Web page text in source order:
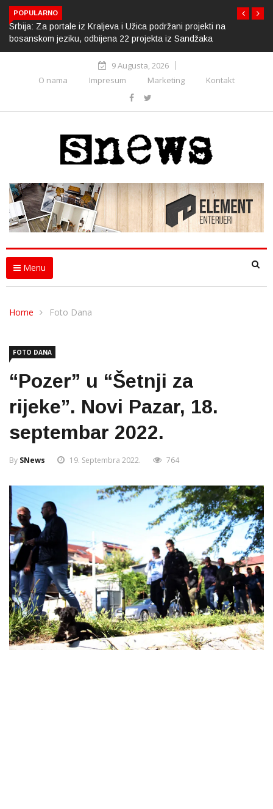
POPULARNO
Srbija: Za portale iz Kraljeva i Užica podržani projekti na
bosanskom jeziku, odbijena 22 projekta iz Sandžaka
9 Augusta, 2026
O nama
Impresum Marketing Kontakt
Menu
Home Foto Dana
FOTO DANA
“Pozer” u “Šetnji za
rijeke”. Novi Pazar, 18.
septembar 2022.
By SNews 19. Septembra 2022. 764